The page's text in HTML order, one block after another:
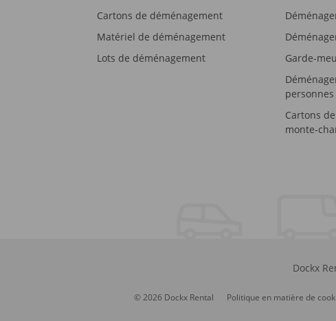
Cartons de déménagement
Matériel de déménagement
Lots de déménagement
Garde-
personnes
Cartons
monte-
Dockx
© 2026 Dockx Rental Politique en matière de